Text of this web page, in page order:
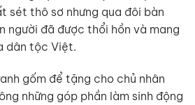
sét thô sơ nhưng qua đôi bàn
người đã được thổi hồn và mang
dân tộc Việt.
gốm để tặng cho chủ nhân
những góp phần làm sinh động